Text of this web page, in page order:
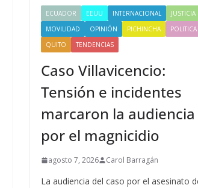
ECUADOR EEUU INTERNACIONAL
JUSTICIA
MOVILIDAD
OPINIÓN PICHINCHA
POLITICA
QUITO
TENDENCIAS
Caso Villavicencio:
Tensión e incidentes
marcaron la audiencia
por el magnicidio
agosto 7, 2026 Carol Barragán
La audiencia del caso por el asesinato